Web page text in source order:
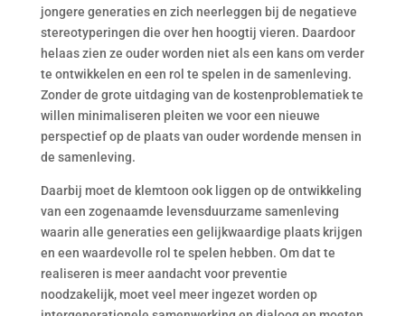
jongere generaties en zich neerleggen bij de negatieve
stereotyperingen die over hen hoogtij vieren. Daardoor
helaas zien ze ouder worden niet als een kans om verder
te ontwikkelen en een rol te spelen in de samenleving.
Zonder de grote uitdaging van de kostenproblematiek te
willen minimaliseren pleiten we voor een nieuwe
perspectief op de plaats van ouder wordende mensen in
de samenleving.
Daarbij moet de klemtoon ook liggen op de ontwikkeling
van een zogenaamde levensduurzame samenleving
waarin alle generaties een gelijkwaardige plaats krijgen
en een waardevolle rol te spelen hebben. Om dat te
realiseren is meer aandacht voor preventie
noodzakelijk, moet veel meer ingezet worden op